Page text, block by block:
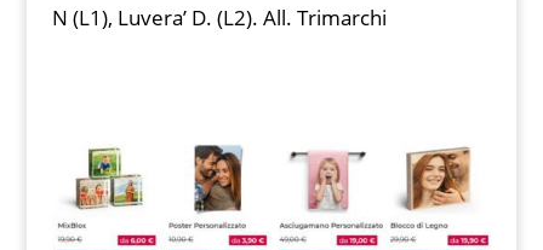
N (L1), Luvera’ D. (L2). All. Trimarchi